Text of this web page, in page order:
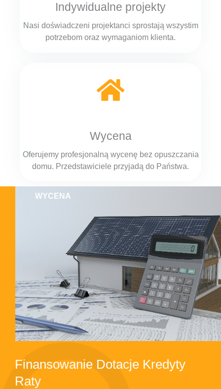
Indywidualne projekty
Nasi doświadczeni projektanci sprostają wszystim
potrzebom oraz wymaganiom klienta.
Wycena
Oferujemy profesjonalną wycenę bez opuszczania
domu. Przedstawiciele przyjadą do Państwa.
Finansowanie Dotacje Kredyty
Raty
WYCENA